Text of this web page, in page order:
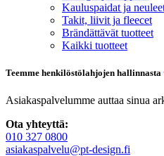
Kauluspaidat ja
Takit, liivit ja fleecet
Brändättävät tuotteet
Kaikki tuotteet
Teemme henkilöstölahjojen hallinnasta
Asiakaspalvelumme auttaa sinua
Ota yhteyttä:
010 327 0800
asiakaspalvelu@pt-design.fi